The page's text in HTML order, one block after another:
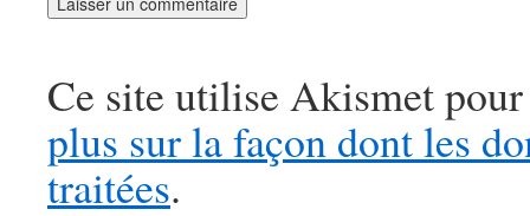
Ce site utilise Akismet
plus sur la façon dont les
traitées.